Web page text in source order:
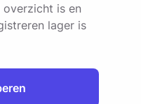
is en
lager is